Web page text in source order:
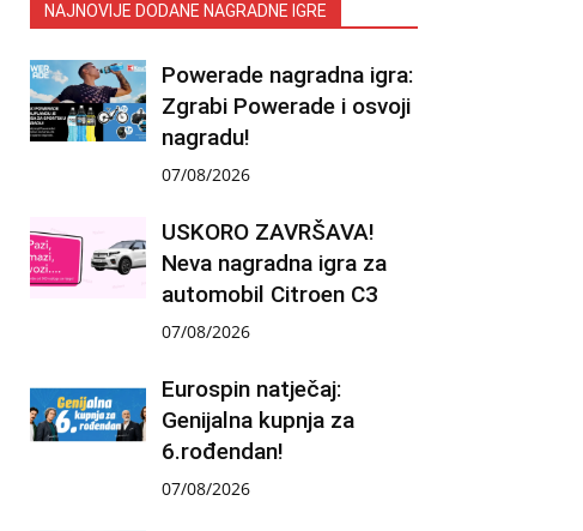
NAJNOVIJE DODANE NAGRADNE IGRE
Powerade nagradna igra:
Zgrabi Powerade i osvoji
nagradu!
07/08/2026
USKORO ZAVRŠAVA!
Neva nagradna igra za
automobil Citroen C3
07/08/2026
Eurospin natječaj:
Genijalna kupnja za
6.rođendan!
07/08/2026